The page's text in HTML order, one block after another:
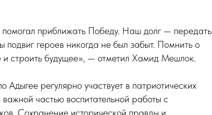
приближать Победу. Наш долг — передать
подвиг героев никогда не был забыт. Помнить о
строить будущее», — отметил Хамид Мешлок.
регулярно участвует в патриотических
частью воспитательной работы с
Сохранение исторической правды и